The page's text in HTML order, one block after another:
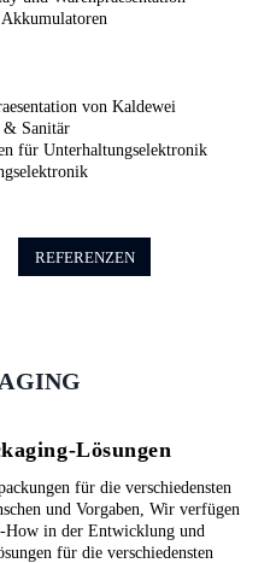
& Sanitär
REFERENZEN
Lösungen
für die verschiedensten
und Vorgaben, Wir verfügen
How in der Entwicklung und
für die verschiedensten